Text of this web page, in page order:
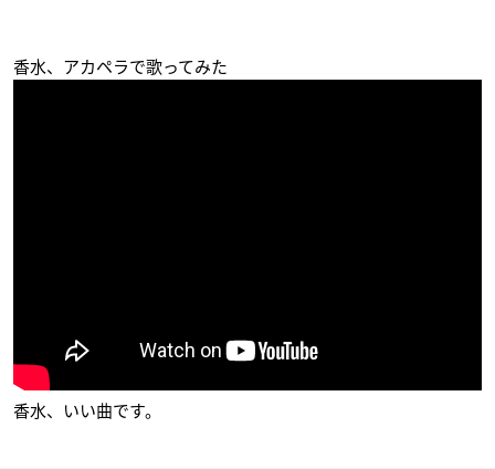
DEVILMAN crybaby
ガビ
香水、アカペラで歌ってみた
香水、いい曲です。